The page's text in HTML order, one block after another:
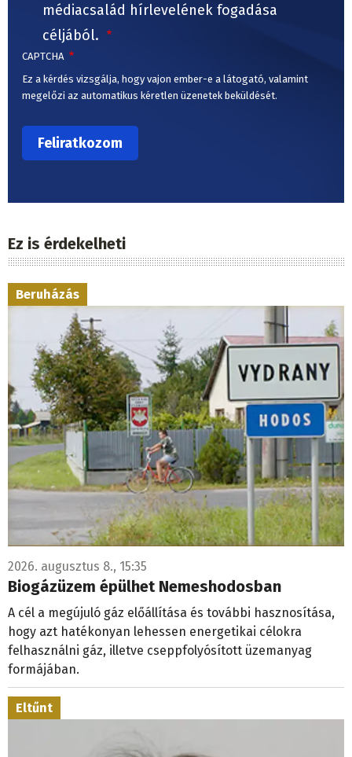
médiacsalád hírlevelének fogadása
céljából.
CAPTCHA
Ez a kérdés vizsgálja, hogy vajon ember-e a látogató, valamint
megelőzi az automatikus kéretlen üzenetek beküldését.
Ez is érdekelheti
Beruházás
2026. augusztus 8., 15:35
Biogázüzem épülhet Nemeshodosban
A cél a megújuló gáz előállítása és további hasznosítása,
hogy azt hatékonyan lehessen energetikai célokra
felhasználni gáz, illetve cseppfolyósított üzemanyag
formájában.
Eltűnt